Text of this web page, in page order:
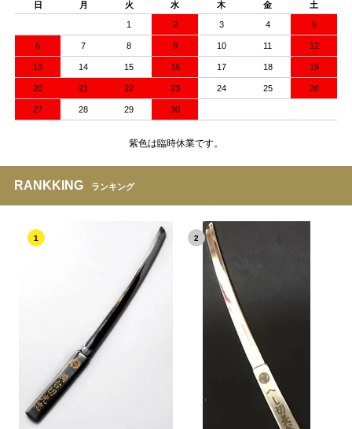
日
月 火 水 木 金 土
1 2 3 4 5
6 7 8 9 10 11 12
13 14 15 16 17 18 19
20 21 22 23 24 25 26
27 28 29 30
紫色は臨時休業です。
RANKKING ランキング
1 2